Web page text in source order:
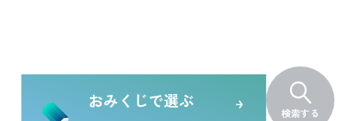
おみくじで選ぶ
検索する